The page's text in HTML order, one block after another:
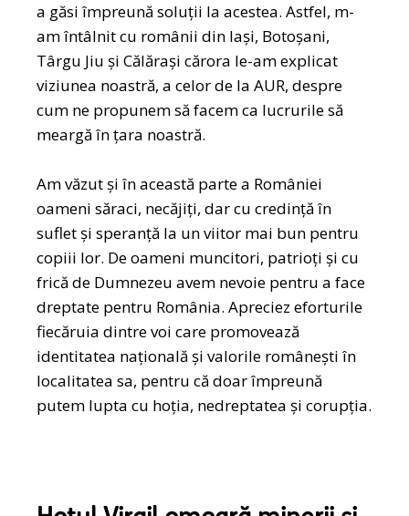
a găsi împreună soluții la acestea. Astfel, m-
am întâlnit cu românii din Iași, Botoșani,
Târgu Jiu și Călărași cărora le-am explicat
viziunea noastră, a celor de la AUR, despre
cum ne propunem să facem ca lucrurile să
meargă în țara noastră.
Am văzut și în această parte a României
oameni săraci, necăjiți, dar cu credință în
suflet și speranță la un viitor mai bun pentru
copiii lor. De oameni muncitori, patrioți și cu
frică de Dumnezeu avem nevoie pentru a face
dreptate pentru România. Apreciez eforturile
fiecăruia dintre voi care promovează
identitatea națională și valorile românești în
localitatea sa, pentru că doar împreună
putem lupta cu hoția, nedreptatea și corupția.